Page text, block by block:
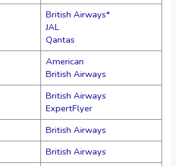
British Airways*
JAL
Qantas
American
British Airways
British Airways
ExpertFlyer
British Airways
British Airways